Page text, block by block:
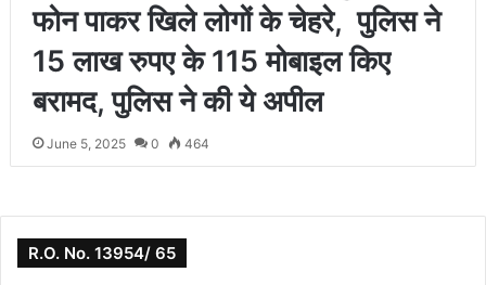
फोन पाकर खिले लोगों के चेहरे, पुलिस ने
15 लाख रुपए के 115 मोबाइल किए
बरामद, पुलिस ने की ये अपील
June 5, 2025 0 464
R.O. No. 13954/ 65